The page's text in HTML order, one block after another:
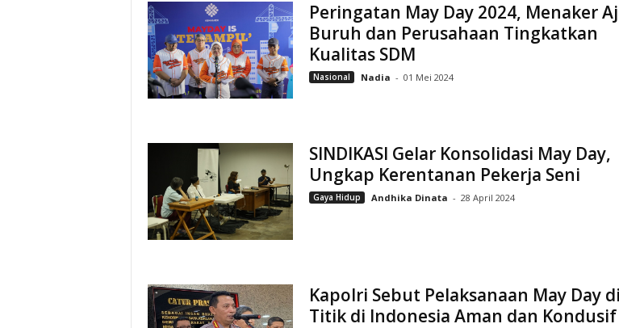
Peringatan May Day 2024, Menaker
Buruh dan Perusahaan Tingkatkan
Kualitas SDM
Nasional Nadia - 01 Mei 2024
SINDIKASI Gelar Konsolidasi May Day,
Ungkap Kerentanan Pekerja Seni
Gaya Hidup Andhika Dinata - 28 April 2024
Kapolri Sebut Pelaksanaan May Day
Titik di Indonesia Aman dan Kondusif